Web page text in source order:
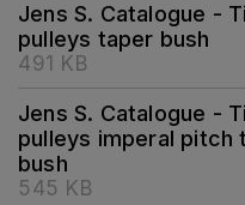
Jens S. Catalogue -
pulleys taper bush
491 KB
Jens S. Catalogue -
pulleys imperal pitch
bush
545 KB